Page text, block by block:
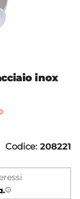
inox
Codice: 208221